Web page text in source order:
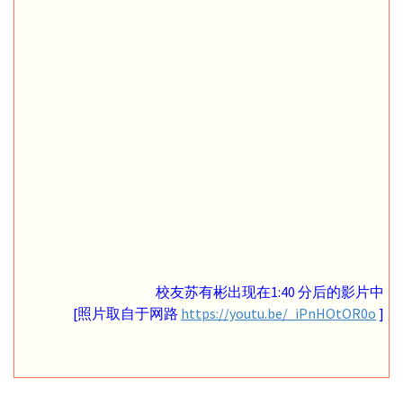
校友苏有彬出现在1:40 分后的影片中
[照片取自于网路 https://youtu.be/_iPnHOtOR0o ]